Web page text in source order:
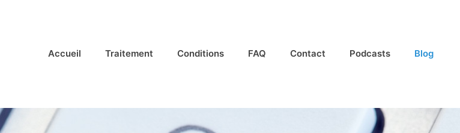
Accueil Traitement Conditions FAQ Contact Podcasts Blog